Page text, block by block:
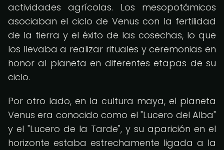
actividades agrícolas. Los mesopotámicos
asociaban el ciclo de Venus con la fertilidad
de la tierra y el éxito de las cosechas, lo que
los llevaba a realizar rituales y ceremonias en
honor al planeta en diferentes etapas de su
ciclo.
Por otro lado, en la cultura maya, el planeta
Venus era conocido como el "Lucero del Alba"
y el "Lucero de la Tarde", y su aparición en el
horizonte estaba estrechamente ligada a la